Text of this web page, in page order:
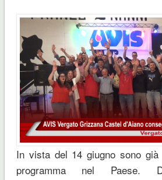
In vista del 14 giugno sono
programma nel Paese.